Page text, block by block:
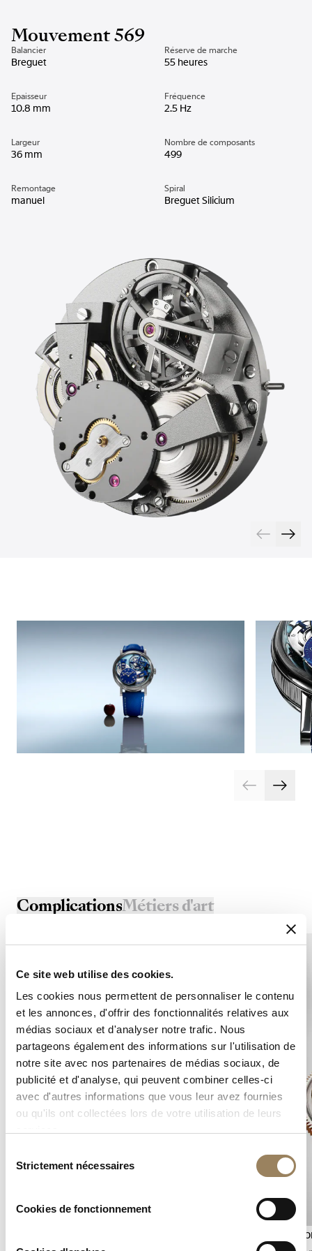
Ce site web utilise des cookies.
Les cookies nous permettent de personnaliser le contenu
et les annonces, d'offrir des fonctionnalités relatives aux
médias sociaux et d'analyser notre trafic. Nous
partageons également des informations sur l'utilisation de
notre site avec nos partenaires de médias sociaux, de
publicité et d'analyse, qui peuvent combiner celles-ci
avec d'autres informations que vous leur avez fournies
ou qu'ils ont collectées lors de votre utilisation de leurs
duStrictement nécessaires
Cookies de fonctionnement
Mouvement 569
Balancier
Breguet
Réserve de marche
55 heures
Epaisseur
10.8 mm
Fréquence
2.5 Hz
Largeur
36 mm
Nombre de composants
499
Remontage
manuel
Spiral
Breguet Silicium
ComplicationsMétiers d'art